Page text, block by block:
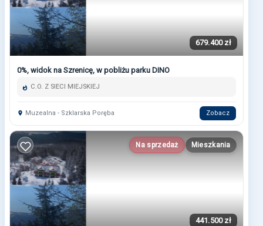
679.400 zł
0%, widok na Szrenicę, w pobliżu parku DINO
C.O. Z SIECI MIEJSKIEJ
Muzealna - Szklarska Poręba Zobacz
Na sprzedaż Mieszkania
441.500 zł